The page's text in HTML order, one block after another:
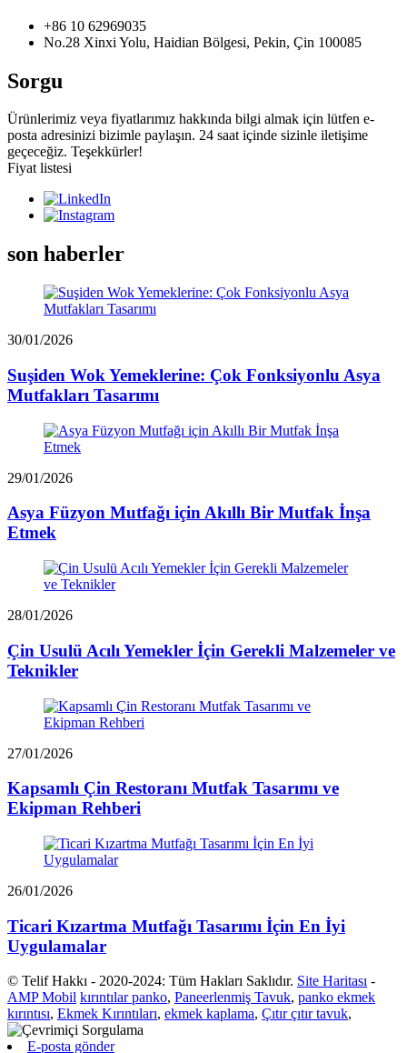
+86 10 62969035
No.28 Xinxi Yolu, Haidian Bölgesi, Pekin, Çin 100085
Sorgu
Ürünlerimiz veya fiyatlarımız hakkında bilgi almak için lütfen e-
posta adresinizi bizimle paylaşın. 24 saat içinde sizinle iletişime
geçeceğiz. Teşekkürler!
Fiyat listesi
son haberler
30/01/2026
Suşiden Wok Yemeklerine: Çok Fonksiyonlu Asya
Mutfakları Tasarımı
29/01/2026
Asya Füzyon Mutfağı için Akıllı Bir Mutfak İnşa
Etmek
28/01/2026
Çin Usulü Acılı Yemekler İçin Gerekli Malzemeler ve
Teknikler
27/01/2026
Kapsamlı Çin Restoranı Mutfak Tasarımı ve
Ekipman Rehberi
26/01/2026
Ticari Kızartma Mutfağı Tasarımı İçin En İyi
Uygulamalar
© Telif Hakkı - 2020-2024: Tüm Hakları Saklıdır. Site Haritası -
AMP Mobil kırıntılar panko, Paneerlenmiş Tavuk, panko ekmek
kırıntısı, Ekmek Kırıntıları, ekmek kaplama, Çıtır çıtır tavuk,
E-posta gönder